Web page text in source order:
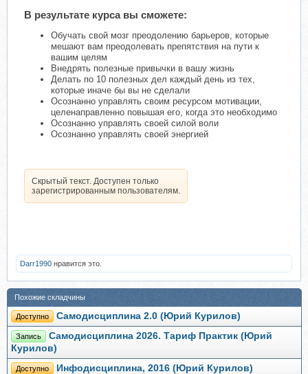
В результате курса вы сможете:
Обучать свой мозг преодолению барьеров, которые
мешают вам преодолевать препятствия на пути к
вашим целям
Внедрять полезные привычки в вашу жизнь
Делать по 10 полезных дел каждый день из тех,
которые иначе бы вы не сделали
Осознанно управлять своим ресурсом мотивации,
целенаправленно повышая его, когда это необходимо
Осознанно управлять своей силой воли
Осознанно управлять своей энергией
Скрытый текст. Доступен только
зарегистрированным пользователям.
Darr1990 нравится это.
Похожие складчины
Доступно Самодисциплина 2.0 (Юрий Курилов)
Запись
Самодисциплина 2026. Тариф Практик (Юрий
Курилов)
Доступно Инфодисциплина, 2016 (Юрий Курилов)